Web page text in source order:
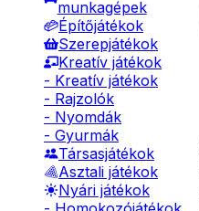
munkagépek
Építőjátékok
Szerepjátékok
Kreatív játékok
- Kreatív játékok
- Rajzolók
- Nyomdák
- Gyurmák
Társasjátékok
Asztali játékok
Nyári játékok